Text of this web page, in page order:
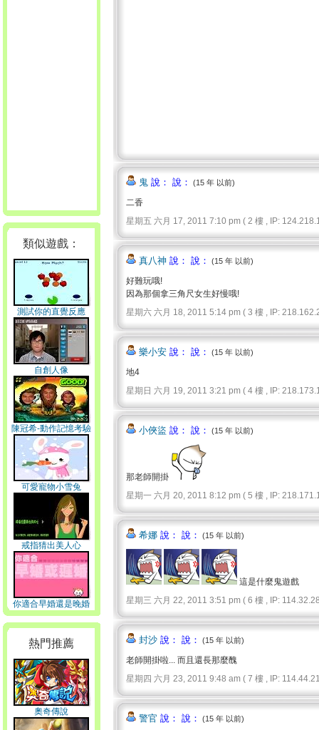
類似遊戲：
測試你的直覺反應
自創人像
陳冠希-動作記憶考驗
可愛寵物小雪兔
戒指猜出美人心
你適合早婚還是晚婚
熱門推薦
奧奇傳說
鬼 說： 說： (15 年 以前)
二香
星期五 六月 17, 2011 7:10 pm ( 2 樓 , IP:
真八神 說： 說： (15 年 以前)
好難玩哦!
因為那個拿三角尺女生好慢哦!
星期六 六月 18, 2011 5:14 pm ( 3 樓 , IP:
樂小安 說： 說： (15 年 以前)
地4
星期日 六月 19, 2011 3:21 pm ( 4 樓 , IP:
小俠盜 說： 說： (15 年 以前)
那老師開掛
星期一 六月 20, 2011 8:12 pm ( 5 樓 , IP:
希娜 說： 說： (15 年 以前)
這是什麼鬼遊戲
星期三 六月 22, 2011 3:51 pm ( 6 樓 , IP:
封沙 說： 說： (15 年 以前)
老師開掛啦... 而且還長那麼醜
星期四 六月 23, 2011 9:48 am ( 7 樓 , IP:
警官 說： 說： (15 年 以前)